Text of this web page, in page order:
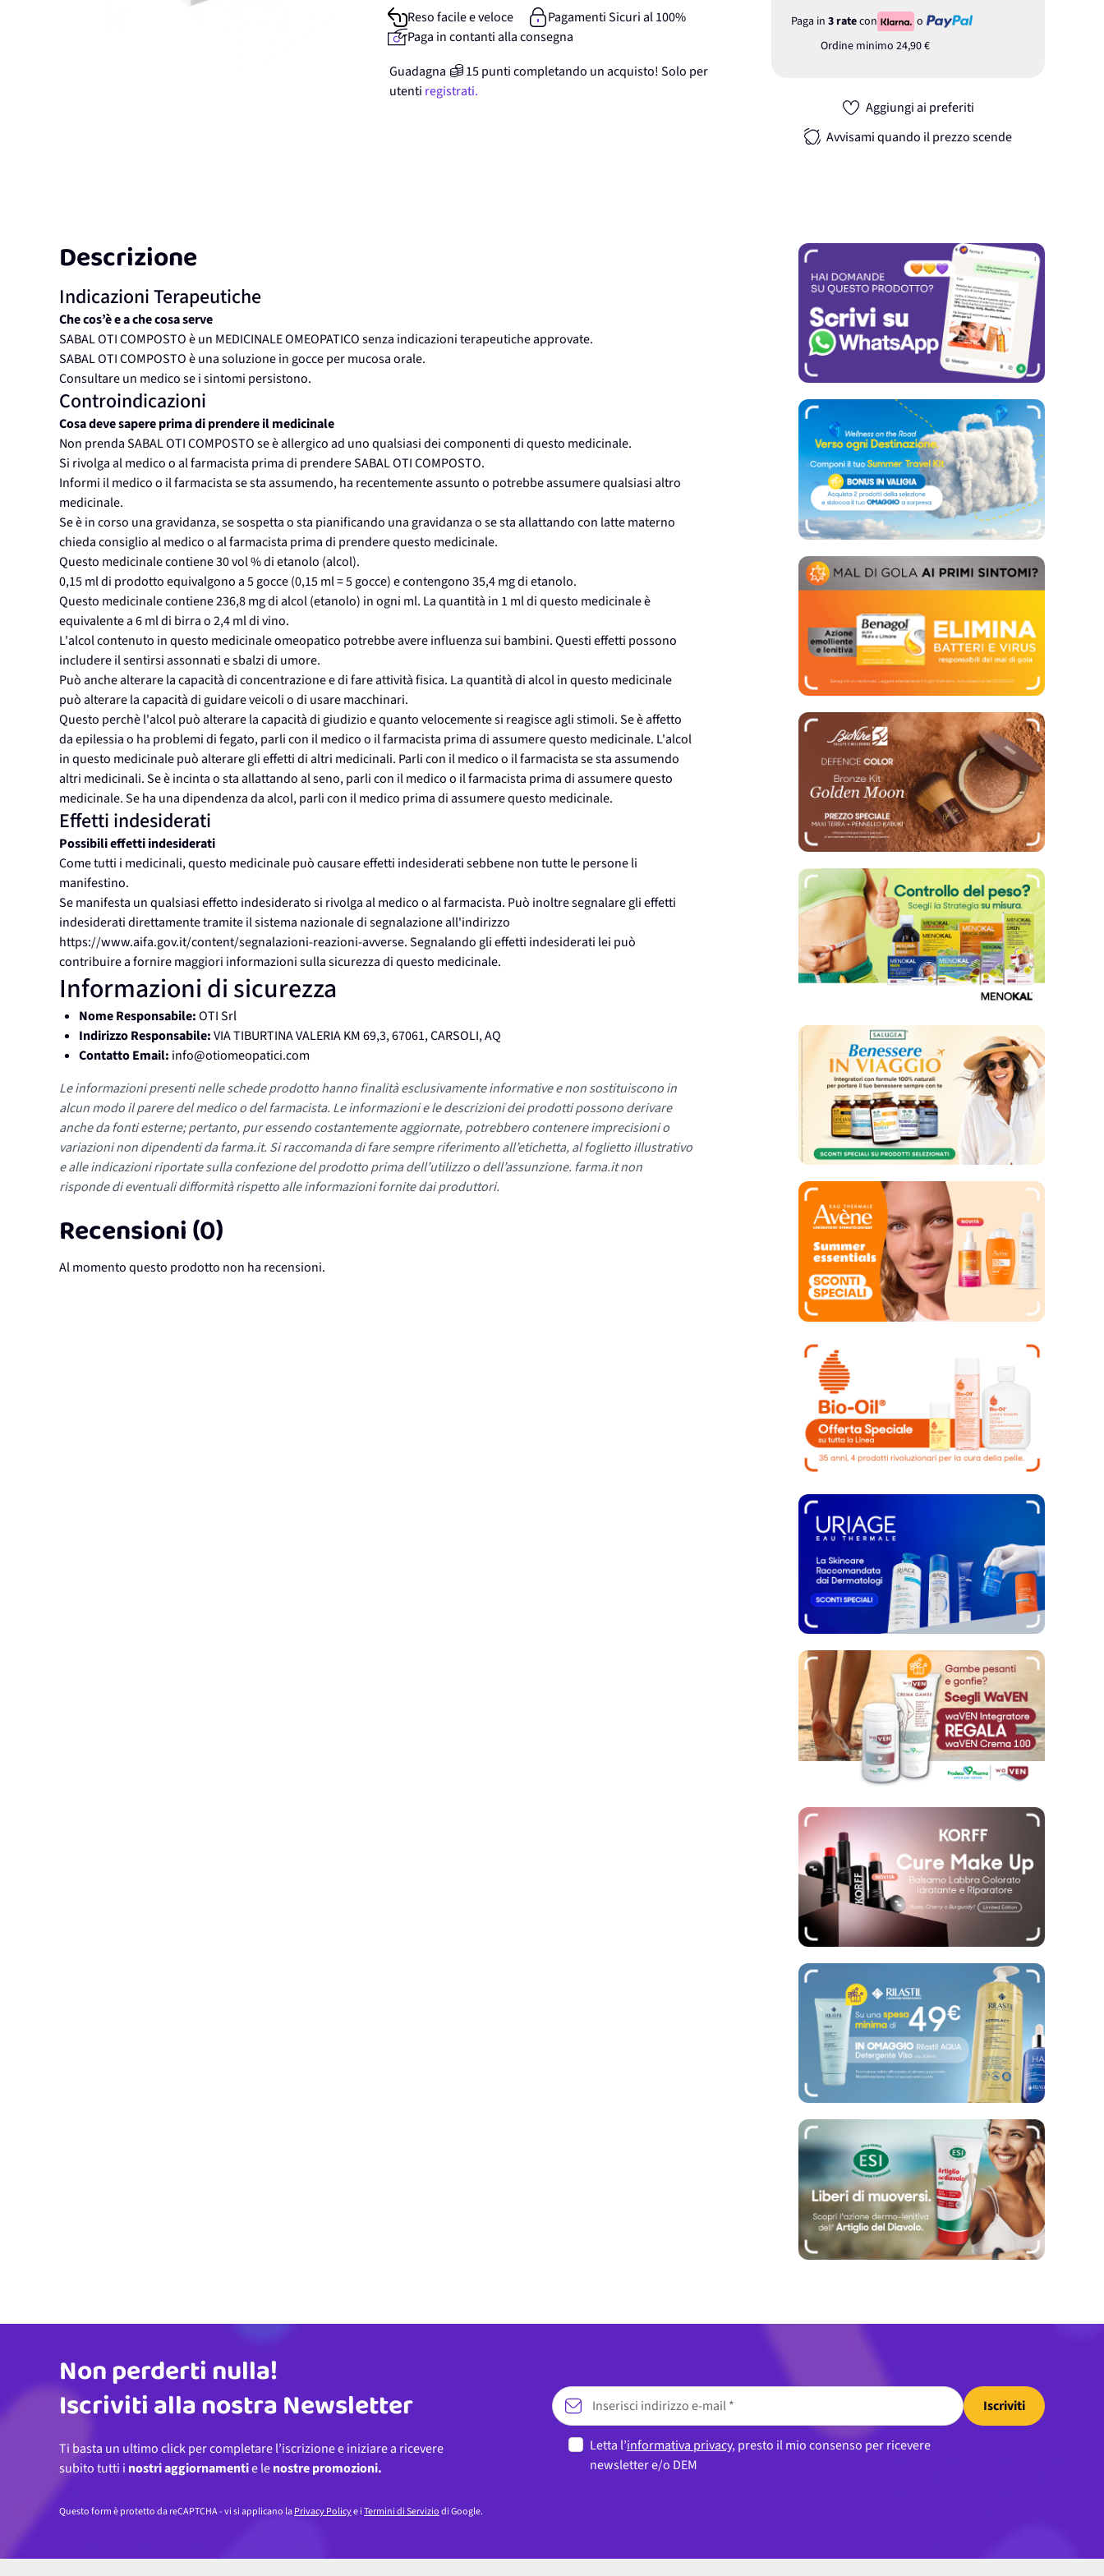
Paga in 3 ratecon
o
Ordine minimo 24,90 €
Aggiungi ai preferiti
Avvisami quando il prezzo scende
Reso facile e veloce
Pagamenti Sicuri al 100%
Paga in contanti alla consegna
Guadagna
15punticompletando un acquisto! Solo per
utenti registrati.
Descrizione
Indicazioni Terapeutiche
Che cos’è e a che cosa serve
SABAL OTI COMPOSTO è un MEDICINALE OMEOPATICO senza indicazioni terapeutiche approvate.
SABAL OTI COMPOSTO è una soluzione in gocce per mucosa orale.
Consultare un medico se i sintomi persistono.
Controindicazioni
Cosa deve sapere prima di prendere il medicinale
Non prenda SABAL OTI COMPOSTO se è allergico ad uno qualsiasi dei componenti di questo medicinale.
Si rivolga al medico o al farmacista prima di prendere SABAL OTI COMPOSTO.
Informi il medico o il farmacista se sta assumendo, ha recentemente assunto o potrebbe assumere qualsiasi altro
medicinale.
Se è in corso una gravidanza, se sospetta o sta pianificando una gravidanza o se sta allattando con latte materno
chieda consiglio al medico o al farmacista prima di prendere questo medicinale.
Questo medicinale contiene 30 vol % di etanolo (alcol).
0,15 ml di prodotto equivalgono a 5 gocce (0,15 ml = 5 gocce) e contengono 35,4 mg di etanolo.
Questo medicinale contiene 236,8 mg di alcol (etanolo) in ogni ml. La quantità in 1 ml di questo medicinale è
equivalente a 6 ml di birra o 2,4 ml di vino.
L'alcol contenuto in questo medicinale omeopatico potrebbe avere influenza sui bambini. Questi effetti possono
includere il sentirsi assonnati e sbalzi di umore.
Può anche alterare la capacità di concentrazione e di fare attività fisica. La quantità di alcol in questo medicinale
può alterare la capacità di guidare veicoli o di usare macchinari.
Questo perchè l'alcol può alterare la capacità di giudizio e quanto velocemente si reagisce agli stimoli. Se è affetto
da epilessia o ha problemi di fegato, parli con il medico o il farmacista prima di assumere questo medicinale. L'alcol
in questo medicinale può alterare gli effetti di altri medicinali. Parli con il medico o il farmacista se sta assumendo
altri medicinali. Se è incinta o sta allattando al seno, parli con il medico o il farmacista prima di assumere questo
medicinale. Se ha una dipendenza da alcol, parli con il medico prima di assumere questo medicinale.
Effetti indesiderati
Possibili effetti indesiderati
Come tutti i medicinali, questo medicinale può causare effetti indesiderati sebbene non tutte le persone li
manifestino.
Se manifesta un qualsiasi effetto indesiderato si rivolga al medico o al farmacista. Può inoltre segnalare gli effetti
indesiderati direttamente tramite il sistema nazionale di segnalazione all'indirizzo
https://www.aifa.gov.it/content/segnalazioni-reazioni-avverse. Segnalando gli effetti indesiderati lei può
contribuire a fornire maggiori informazioni sulla sicurezza di questo medicinale.
Informazioni di sicurezza
Nome Responsabile:OTI Srl
Indirizzo Responsabile:VIA TIBURTINA VALERIA KM 69,3, 67061, CARSOLI, AQ
Contatto Email: info@otiomeopatici.com
Le informazioni presenti nelle schede prodotto hanno finalità esclusivamente informative e non sostituiscono in
alcun modo il parere del medico o del farmacista. Le informazioni e le descrizioni dei prodotti possono derivare
anche da fonti esterne; pertanto, pur essendo costantemente aggiornate, potrebbero contenere imprecisioni o
variazioni non dipendenti da farma.it. Si raccomanda di fare sempre riferimento all’etichetta, al foglietto illustrativo
e alle indicazioni riportate sulla confezione del prodotto prima dell’utilizzo o dell’assunzione. farma.it non
risponde di eventuali difformità rispetto alle informazioni fornite dai produttori.
Recensioni (0)
Al momento questo prodotto non ha recensioni.
Indirizzo email
Non perderti nulla!
Iscriviti alla nostra Newsletter
Ti basta un ultimo click per completare l’iscrizione e iniziare a ricevere
subito tutti i nostri aggiornamentie lenostre promozioni.
Iscriviti
Letta l’informativa privacy, presto il mio consenso per ricevere
newsletter e/o DEM
Questo form è protetto da reCAPTCHA - vi si applicano laPrivacy Policye iTermini di Serviziodi Google.